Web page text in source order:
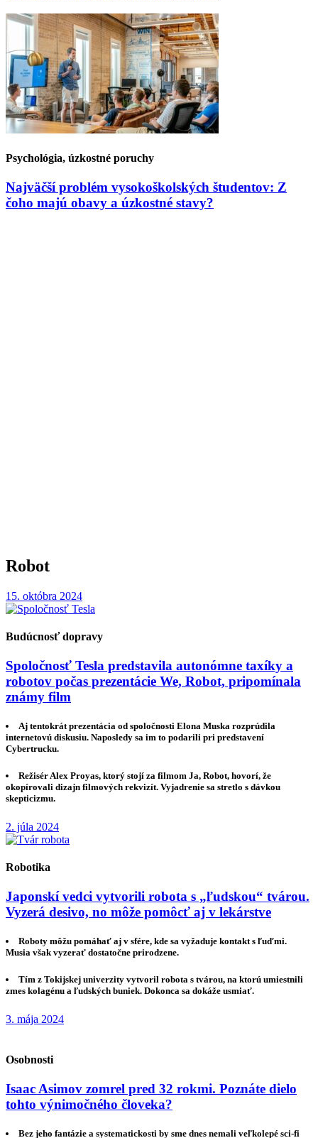
Psychológia, úzkostné poruchy
Najväčší problém vysokoškolských študentov: Z
čoho majú obavy a úzkostné stavy?
Robot
15. októbra 2024
Budúcnosť dopravy
Spoločnosť Tesla predstavila autonómne taxíky a
robotov počas prezentácie We, Robot, pripomínala
známy film
Aj tentokrát prezentácia od spoločnosti Elona Muska rozprúdila
internetovú diskusiu. Naposledy sa im to podarili pri predstavení
Cybertrucku.
Režisér Alex Proyas, ktorý stojí za filmom Ja, Robot, hovorí, že
okopírovali dizajn filmových rekvizít. Vyjadrenie sa stretlo s dávkou
skepticizmu.
2. júla 2024
Robotika
Japonskí vedci vytvorili robota s „ľudskou“ tvárou.
Vyzerá desivo, no môže pomôcť aj v lekárstve
Roboty môžu pomáhať aj v sfére, kde sa vyžaduje kontakt s ľuďmi.
Musia však vyzerať dostatočne prirodzene.
Tím z Tokijskej univerzity vytvoril robota s tvárou, na ktorú umiestnili
zmes kolagénu a ľudských buniek. Dokonca sa dokáže usmiať.
3. mája 2024
Osobnosti
Isaac Asimov zomrel pred 32 rokmi. Poznáte dielo
tohto výnimočného človeka?
Bez jeho fantázie a systematickosti by sme dnes nemali veľkolepé sci-fi